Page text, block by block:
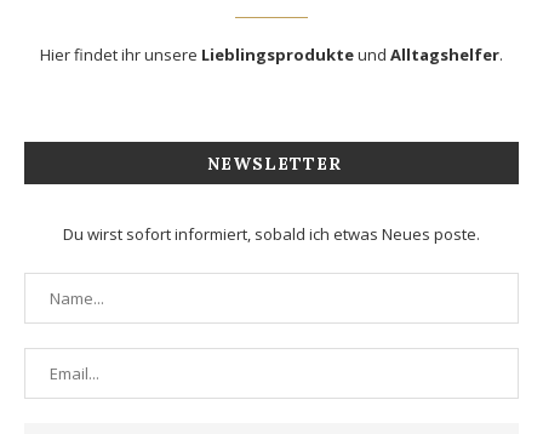
Hier findet ihr unsere Lieblingsprodukteund Alltagshelfer.
NEWSLETTER
Du wirst sofort informiert, sobald ich etwas Neues poste.